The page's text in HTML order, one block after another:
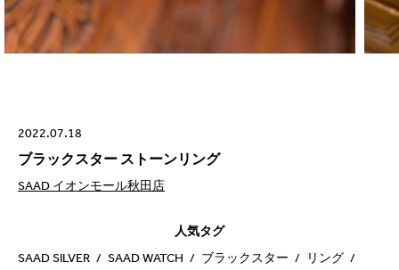
2022.07.18
ブラックスター ストーンリング
SAAD イオンモール秋田店
人気タグ
SAAD SILVER
SAAD WATCH ブラックスター
リング